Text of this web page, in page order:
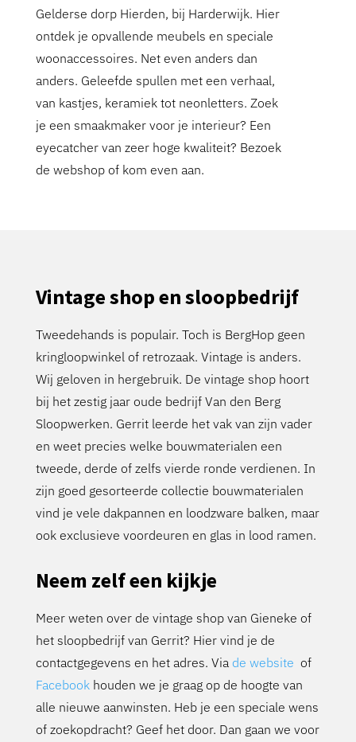
Gelderse dorp Hierden, bij Harderwijk. Hier
ontdek je opvallende meubels en speciale
woonaccessoires. Net even anders dan
anders. Geleefde spullen met een verhaal,
van kastjes, keramiek tot neonletters. Zoek
je een smaakmaker voor je interieur? Een
eyecatcher van zeer hoge kwaliteit? Bezoek
de webshop of kom even aan.
Vintage shop en sloopbedrijf
Tweedehands is populair. Toch is BergHop geen
kringloopwinkel of retrozaak. Vintage is anders.
Wij geloven in hergebruik. De vintage shop hoort
bij het zestig jaar oude bedrijf Van den Berg
Sloopwerken. Gerrit leerde het vak van zijn vader
en weet precies welke bouwmaterialen een
tweede, derde of zelfs vierde ronde verdienen. In
zijn goed gesorteerde collectie bouwmaterialen
vind je vele dakpannen en loodzware balken, maar
ook exclusieve voordeuren en glas in lood ramen.
Neem zelf een kijkje
Meer weten over de vintage shop van Gieneke of
het sloopbedrijf van Gerrit? Hier vind je de
contactgegevens en het adres. Via de website of
Facebookhouden we je graag op de hoogte van
alle nieuwe aanwinsten. Heb je een speciale wens
of zoekopdracht? Geef het door. Dan gaan we voor